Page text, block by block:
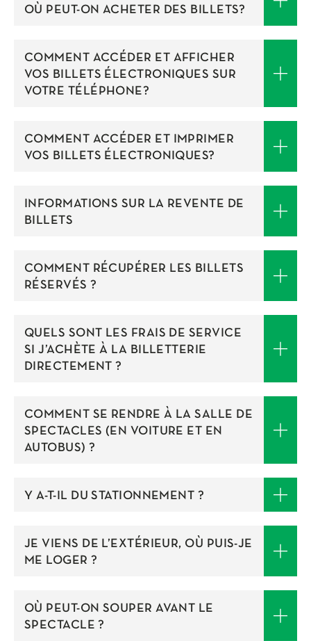
OÙ PEUT-ON ACHETER DES BILLETS?
COMMENT ACCÉDER ET AFFICHER
VOS BILLETS ÉLECTRONIQUES SUR
VOTRE TÉLÉPHONE?
COMMENT ACCÉDER ET IMPRIMER
VOS BILLETS ÉLECTRONIQUES?
INFORMATIONS SUR LA REVENTE DE
BILLETS
COMMENT RÉCUPÉRER LES BILLETS
RÉSERVÉS ?
QUELS SONT LES FRAIS DE SERVICE
SI J’ACHÈTE À LA BILLETTERIE
DIRECTEMENT ?
COMMENT SE RENDRE À LA SALLE DE
SPECTACLES (EN VOITURE ET EN
AUTOBUS) ?
Y A-T-IL DU STATIONNEMENT ?
JE VIENS DE L’EXTÉRIEUR, OÙ PUIS-JE
ME LOGER ?
OÙ PEUT-ON SOUPER AVANT LE
SPECTACLE ?